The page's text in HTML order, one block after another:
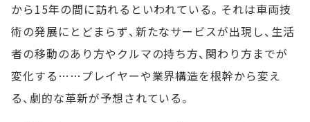
から15年の間に訪れるといわれている。それは車両技
術の発展にとどまらず、新たなサービスが出現し、生活
者の移動のあり方やクルマの持ち方、関わり方までが
変化する……プレイヤーや業界構造を根幹から変え
る、劇的な革新が予想されている。